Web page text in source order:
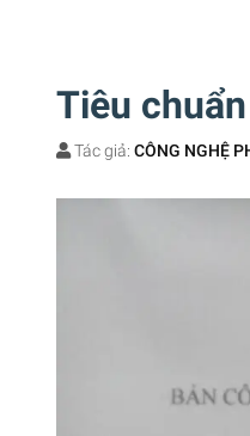
Tiêu
Tác giả: CÔNG NGHỆ